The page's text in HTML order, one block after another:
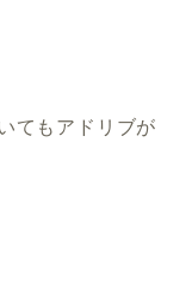
てもアドリブが